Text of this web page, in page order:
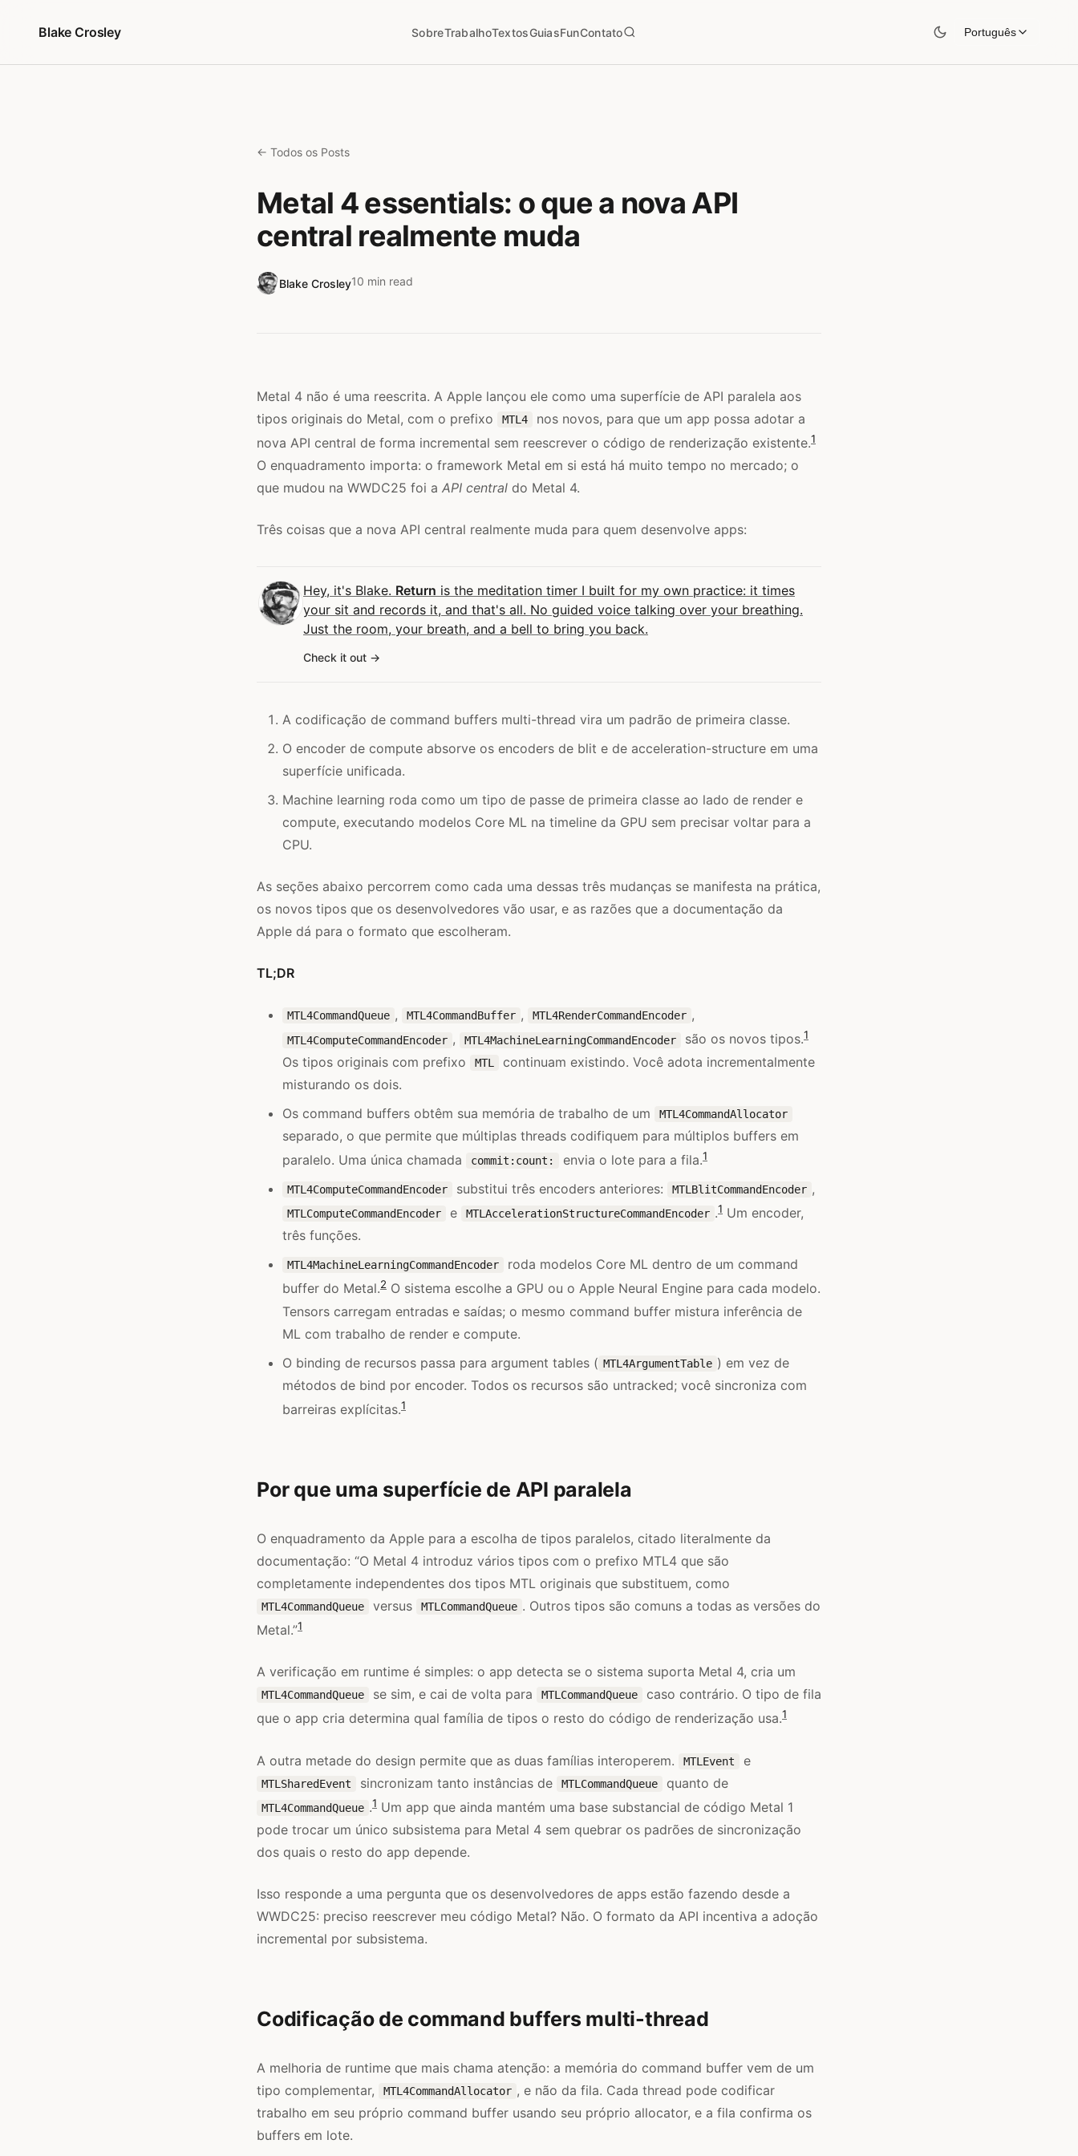
Blake Crosley
SobreTrabalhoTextosGuiasFunContato Português
← Todos os Posts
Metal 4 essentials: o que a nova API
central realmente muda
Blake Crosley10 min read
Metal 4 não é uma reescrita. A Apple lançou ele como uma superfície de API paralela aos
tipos originais do Metal, com o prefixo
MTL4
nos novos, para que um app possa adotar a
nova API central de forma incremental sem reescrever o código de renderização existente.1
O enquadramento importa: o framework Metal em si está há muito tempo no mercado; o
que mudou na WWDC25 foi a API central do Metal 4.
Três coisas que a nova API central realmente muda para quem desenvolve apps:
Hey, it's Blake. Return is the meditation timer I built for my own practice: it times
your sit and records it, and that's all. No guided voice talking over your breathing.
Just the room, your breath, and a bell to bring you back.
Check it out
A codificação de command buffers multi-thread vira um padrão de primeira classe.
O encoder de compute absorve os encoders de blit e de acceleration-structure em uma
superfície unificada.
Machine learning roda como um tipo de passe de primeira classe ao lado de render e
compute, executando modelos Core ML na timeline da GPU sem precisar voltar para a
CPU.
As seções abaixo percorrem como cada uma dessas três mudanças se manifesta na prática,
os novos tipos que os desenvolvedores vão usar, e as razões que a documentação da
Apple dá para o formato que escolheram.
TL;DR
MTL4CommandQueue , MTL4CommandBuffer , MTL4RenderCommandEncoder ,
MTL4ComputeCommandEncoder , MTL4MachineLearningCommandEncoder são os novos tipos.1
Os tipos originais com prefixo MTL
continuam existindo. Você adota incrementalmente
misturando os dois.
Os command buffers obtêm sua memória de trabalho de um
MTL4CommandAllocator
separado, o que permite que múltiplas threads codifiquem para múltiplos buffers em
paralelo. Uma única chamada
commit:count: envia o lote para a fila.1
MTL4ComputeCommandEncoder substitui três encoders anteriores: MTLBlitCommandEncoder ,
MTLComputeCommandEncoder e MTLAccelerationStructureCommandEncoder .1 Um encoder,
três funções.
MTL4MachineLearningCommandEncoder
roda modelos Core ML dentro de um command
buffer do Metal.2 O sistema escolhe a GPU ou o Apple Neural Engine para cada modelo.
Tensors carregam entradas e saídas; o mesmo command buffer mistura inferência de
ML com trabalho de render e compute.
O binding de recursos passa para argument tables ( MTL4ArgumentTable ) em vez de
métodos de bind por encoder. Todos os recursos são untracked; você sincroniza com
barreiras explícitas.1
Por que uma superfície de API paralela
O enquadramento da Apple para a escolha de tipos paralelos, citado literalmente da
documentação: “O Metal 4 introduz vários tipos com o prefixo MTL4 que são
completamente independentes dos tipos MTL originais que substituem, como
MTL4CommandQueue versus MTLCommandQueue . Outros tipos são comuns a todas as versões do
Metal.”1
A verificação em runtime é simples: o app detecta se o sistema suporta Metal 4, cria um
MTL4CommandQueue se sim, e cai de volta para MTLCommandQueue
caso contrário. O tipo de fila
que o app cria determina qual família de tipos o resto do código de renderização usa.1
A outra metade do design permite que as duas famílias interoperem. MTLEvent e
MTLSharedEvent sincronizam tanto instâncias de MTLCommandQueue quanto de
MTL4CommandQueue .1 Um app que ainda mantém uma base substancial de código Metal 1
pode trocar um único subsistema para Metal 4 sem quebrar os padrões de sincronização
dos quais o resto do app depende.
Isso responde a uma pergunta que os desenvolvedores de apps estão fazendo desde a
WWDC25: preciso reescrever meu código Metal? Não. O formato da API incentiva a adoção
incremental por subsistema.
Codificação de command buffers multi-thread
A melhoria de runtime que mais chama atenção: a memória do command buffer vem de um
tipo complementar,
MTL4CommandAllocator , e não da fila. Cada thread pode codificar
trabalho em seu próprio command buffer usando seu próprio allocator, e a fila confirma os
buffers em lote.